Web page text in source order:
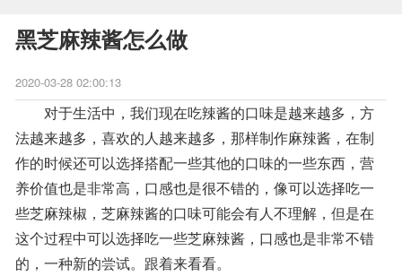
黑芝麻辣酱怎么做
2020-03-28 02:00:13
对于生活中，我们现在吃辣酱的口味是越来越多，方
法越来越多，喜欢的人越来越多，那样制作麻辣酱，在制
作的时候还可以选择搭配一些其他的口味的一些东西，营
养价值也是非常高，口感也是很不错的，像可以选择吃一
些芝麻辣椒，芝麻辣酱的口味可能会有人不理解，但是在
这个过程中可以选择吃一些芝麻辣酱，口感也是非常不错
的，一种新的尝试。跟着来看看。